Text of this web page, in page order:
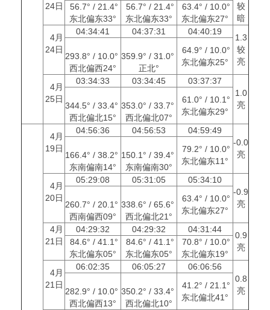
24日
较
暗
56.7° / 21.4°
东北偏东33°
56.7° / 21.4°
东北偏东33°
63.4° / 10.0°
东北偏东27°
4月
24日
04:34:41 04:37:31 04:40:19
1.3
较
亮
293.8° / 10.0°
西北偏西24°
359.9° / 31.0°
正北°
64.9° / 10.0°
东北偏东25°
4月
25日
03:34:33 03:34:45
03:37:37
1.0
亮
344.5° / 33.4°
西北偏北15°
353.0° / 33.7°
西北偏北07°
61.0° / 10.1°
东北偏东29°
4月
19日
04:56:36 04:56:53
04:59:49
-0.0
亮
166.4° / 38.2°
东南偏南14°
150.1° / 39.4°
东南偏南30°
79.2° / 10.0°
东北偏东11°
4月
20日
05:29:08 05:31:05
05:34:10
-0.9
亮
260.7° / 20.1°
西南偏西09°
338.6° / 65.6°
西北偏北21°
63.4° / 10.0°
东北偏东27°
4月
21日
04:29:32 04:29:32 04:31:44
0.9
亮
84.6° / 41.1°
东北偏东05°
84.6° / 41.1°
东北偏东05°
70.8° / 10.0°
东北偏东19°
4月
21日
06:02:35 06:05:27
06:06:56
0.8
亮
282.9° / 10.0°
西北偏西13°
350.2° / 33.4°
西北偏北10°
41.2° / 21.1°
东北偏北41°